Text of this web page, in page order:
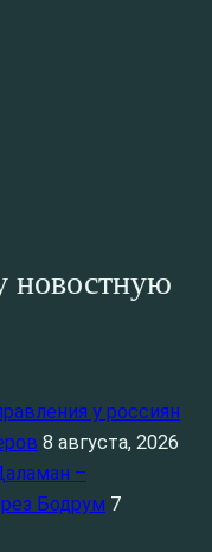
новостную
у россиян
8 августа, 2026
–
Бодрум 7